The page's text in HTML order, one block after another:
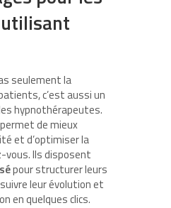
seulement la
c’est aussi un
hypnothérapeutes.
de mieux
et d’optimiser la
vous. Ils disposent
pour structurer leurs
leur évolution et
en quelques clics.